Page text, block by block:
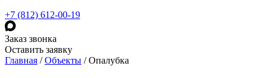
+7 (812) 612-00-19
Заказ звонка
Оставить заявку
Главная /Объекты /Опалубка